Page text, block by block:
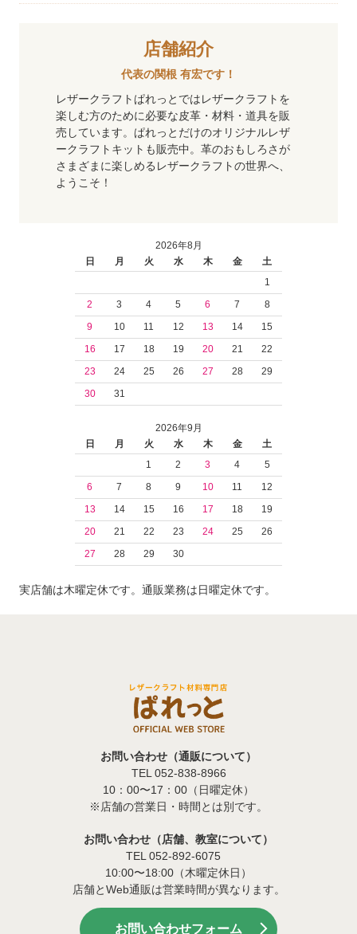
店舗紹介
代表の関根 有宏です！
レザークラフトぱれっとではレザークラフトを
楽しむ方のために必要な皮革・材料・道具を販
売しています。ぱれっとだけのオリジナルレザ
ークラフトキットも販売中。革のおもしろさが
さまざまに楽しめるレザークラフトの世界へ、
ようこそ！
2026年8月
日
月 火 水 木 金
土
1
2
3 4 5 6 7
8
9
10 11 12 13 14
15
16
17 18 19 20 21
22
23
24 25 26 27 28
29
30
31
2026年9月
日
月 火 水 木 金
土
1
2 3 4
5
6
7 8 9 10 11
12
13
14 15 16 17 18
19
20
21 22 23 24 25
26
27
28 29 30
実店舗は木曜定休です。通販業務は日曜定休です。
お問い合わせ（通販について）
TEL 052-838-8966
10：00〜17：00（日曜定休）
※店舗の営業日・時間とは別です。
お問い合わせ（店舗、教室について）
TEL 052-892-6075
10:00〜18:00（木曜定休日）
店舗とWeb通販は営業時間が異なります。
お問い合わせフォーム